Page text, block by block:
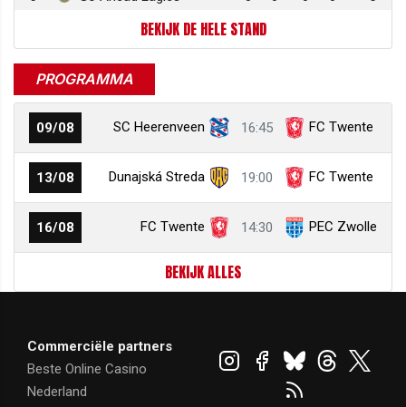
BEKIJK DE HELE STAND
PROGRAMMA
09/08 SC Heerenveen 16:45 FC Twente
13/08 Dunajská Streda 19:00 FC Twente
16/08 FC Twente 14:30 PEC Zwolle
BEKIJK ALLES
Commerciële partners
Beste Online Casino
Nederland